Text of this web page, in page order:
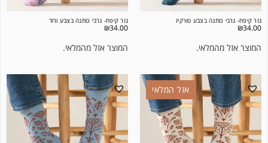
גזר קיפח- גרבי כותנה בצבע טורקיז
₪34.00
המוצר אזל מהמלאי.
גזר קיפח- גרבי כותנה בצבע ורוד
₪34.00
המוצר אזל מהמלאי.
אזל המלאי